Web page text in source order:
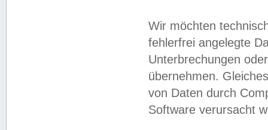
Wir möchten
fehlerfrei angelegte
Unterbrechungen
übernehmen.
von Daten durch
Software verursacht